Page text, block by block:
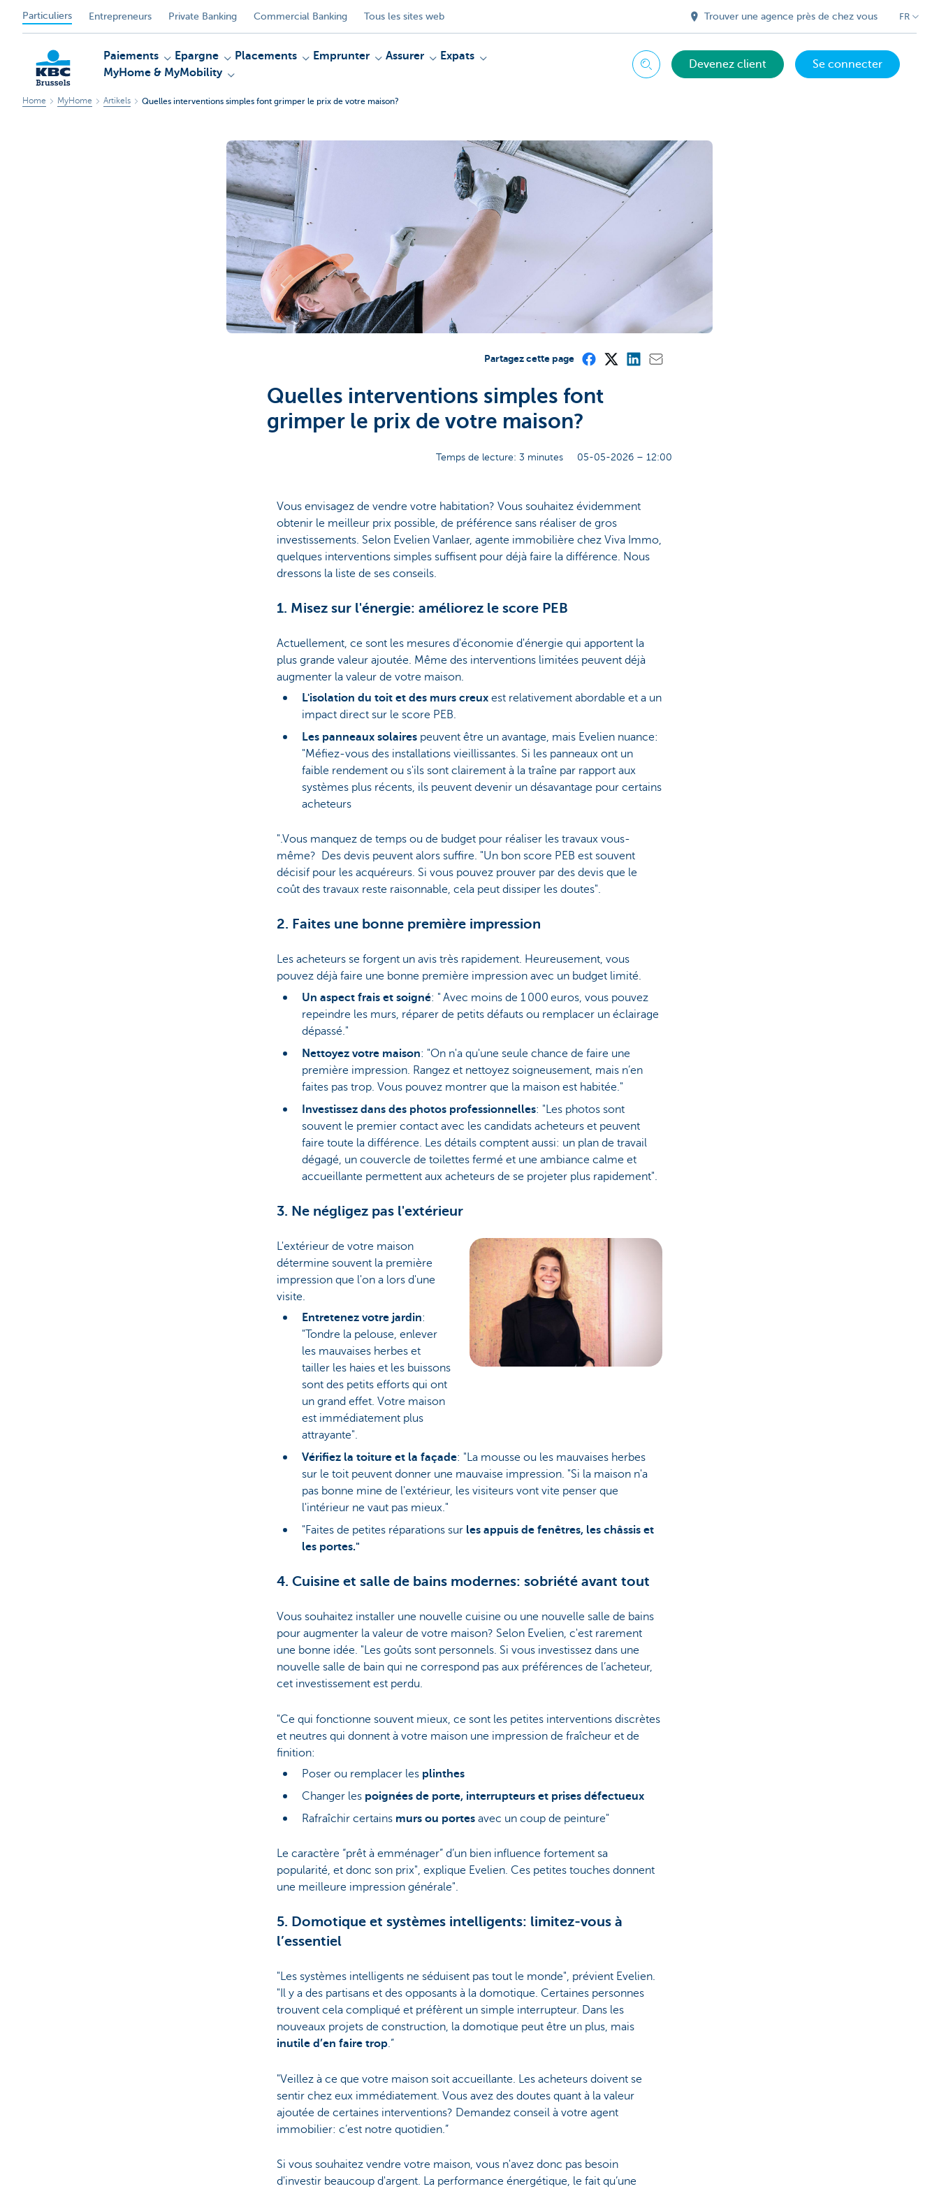
Particuliers Entrepreneurs Private Banking Commercial Banking Tous les sites web Trouver une agence près de chez vous FR
Paiements Epargne Placements Emprunter Assurer
Expats
MyHome & MyMobility
ChercherDevenez client Se connecter
Home MyHome Artikels Quelles interventions simples font grimper le prix de votre maison?
Partagez cette page
Quelles interventions simples font
grimper le prix de votre maison?
Temps de lecture: 3 minutes 05-05-2026 – 12:00
Vous envisagez de vendre votre habitation? Vous souhaitez évidemment
obtenir le meilleur prix possible, de préférence sans réaliser de gros
investissements. Selon Evelien Vanlaer, agente immobilière chez Viva Immo,
quelques interventions simples suffisent pour déjà faire la différence. Nous
dressons la liste de ses conseils.
1. Misez sur l'énergie: améliorez le score PEB
Actuellement, ce sont les mesures d'économie d'énergie qui apportent la
plus grande valeur ajoutée. Même des interventions limitées peuvent déjà
augmenter la valeur de votre maison.
L'isolation du toit et des murs creuxest relativement abordable et a un
impact direct sur le score PEB.
Les panneaux solaires peuvent être un avantage, mais Evelien nuance:
"Méfiez-vous des installations vieillissantes. Si les panneaux ont un
faible rendement ou s'ils sont clairement à la traîne par rapport aux
systèmes plus récents, ils peuvent devenir un désavantage pour certains
acheteurs
".Vous manquez de temps ou de budget pour réaliser les travaux vous-
même? Des devis peuvent alors suffire. "Un bon score PEB est souvent
décisif pour les acquéreurs. Si vous pouvez prouver par des devis que le
coût des travaux reste raisonnable, cela peut dissiper les doutes".
2. Faites une bonne première impression
Les acheteurs se forgent un avis très rapidement. Heureusement, vous
pouvez déjà faire une bonne première impression avec un budget limité.
Un aspect frais et soigné: " Avec moins de 1 000 euros, vous pouvez
repeindre les murs, réparer de petits défauts ou remplacer un éclairage
dépassé."
Nettoyez votre maison: "On n'a qu'une seule chance de faire une
première impression. Rangez et nettoyez soigneusement, mais n’en
faites pas trop. Vous pouvez montrer que la maison est habitée."
Investissez dans des photos professionnelles: "Les photos sont
souvent le premier contact avec les candidats acheteurs et peuvent
faire toute la différence. Les détails comptent aussi: un plan de travail
dégagé, un couvercle de toilettes fermé et une ambiance calme et
accueillante permettent aux acheteurs de se projeter plus rapidement".
3. Ne négligez pas l'extérieur
L'extérieur de votre maison
détermine souvent la première
impression que l'on a lors d'une
visite.
Entretenez votre jardin:
"Tondre la pelouse, enlever
les mauvaises herbes et
tailler les haies et les buissons
sont des petits efforts qui ont
un grand effet. Votre maison
est immédiatement plus
attrayante".
Vérifiez la toiture et la façade: "La mousse ou les mauvaises herbes
sur le toit peuvent donner une mauvaise impression. "Si la maison n'a
pas bonne mine de l'extérieur, les visiteurs vont vite penser que
l'intérieur ne vaut pas mieux."
"Faites de petites réparations surles appuis de fenêtres, les châssis et
les portes."
4. Cuisine et salle de bains modernes: sobriété avant tout
Vous souhaitez installer une nouvelle cuisine ou une nouvelle salle de bains
pour augmenter la valeur de votre maison? Selon Evelien, c'est rarement
une bonne idée. "Les goûts sont personnels. Si vous investissez dans une
nouvelle salle de bain qui ne correspond pas aux préférences de l’acheteur,
cet investissement est perdu.
"Ce qui fonctionne souvent mieux, ce sont les petites interventions discrètes
et neutres qui donnent à votre maison une impression de fraîcheur et de
finition:
Poser ou remplacer les plinthes
Changer lespoignées de porte, interrupteurs et prises défectueux
Rafraîchir certains murs ou portesavec un coup de peinture"
Le caractère “prêt à emménager” d’un bien influence fortement sa
popularité, et donc son prix", explique Evelien. Ces petites touches donnent
une meilleure impression générale".
5. Domotique et systèmes intelligents: limitez-vous à
l’essentiel
"Les systèmes intelligents ne séduisent pas tout le monde", prévient Evelien.
"Il y a des partisans et des opposants à la domotique. Certaines personnes
trouvent cela compliqué et préfèrent un simple interrupteur. Dans les
nouveaux projets de construction, la domotique peut être un plus, mais
inutile d’en faire trop.”
"Veillez à ce que votre maison soit accueillante. Les acheteurs doivent se
sentir chez eux immédiatement. Vous avez des doutes quant à la valeur
ajoutée de certaines interventions? Demandez conseil à votre agent
immobilier: c’est notre quotidien.”
Si vous souhaitez vendre votre maison, vous n'avez donc pas besoin
d'investir beaucoup d'argent. La performance énergétique, le fait qu’une